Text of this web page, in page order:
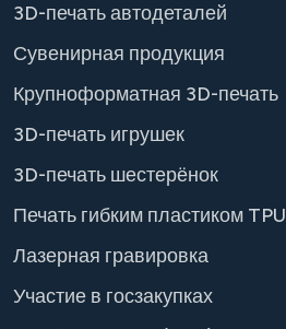
3D-печать автодеталей
Сувенирная продукция
Крупноформатная 3D-печать
3D-печать игрушек
3D-печать шестерёнок
Печать гибким пластиком TPU
Лазерная гравировка
Участие в госзакупках